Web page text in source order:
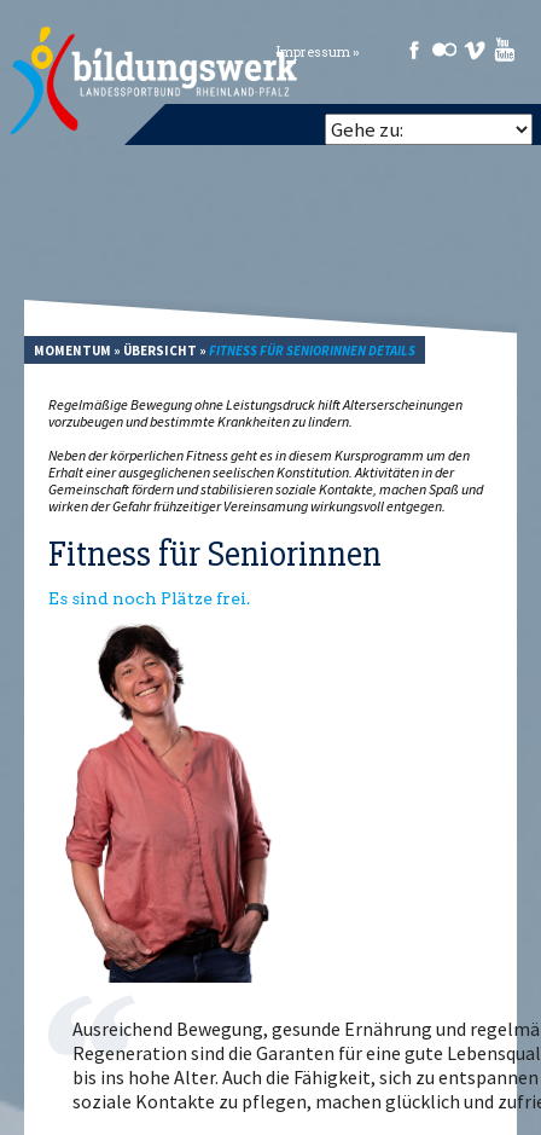
Impressum »
MOMENTUM » ÜBERSICHT » FITNESS FÜR SENIORINNEN DETAILS
Regelmäßige Bewegung ohne Leistungsdruck hilft Alterserscheinungen
vorzubeugen und bestimmte Krankheiten zu lindern.
Neben der körperlichen Fitness geht es in diesem Kursprogramm um den
Erhalt einer ausgeglichenen seelischen Konstitution. Aktivitäten in der
Gemeinschaft fördern und stabilisieren soziale Kontakte, machen Spaß und
wirken der Gefahr frühzeitiger Vereinsamung wirkungsvoll entgegen.
Fitness für Seniorinnen
Es sind noch Plätze frei.
Ausreichend Bewegung, gesunde Ernährung und
Regeneration sind die Garanten für eine gute
bis ins hohe Alter. Auch die Fähigkeit, sich zu
soziale Kontakte zu pflegen, machen glücklich und